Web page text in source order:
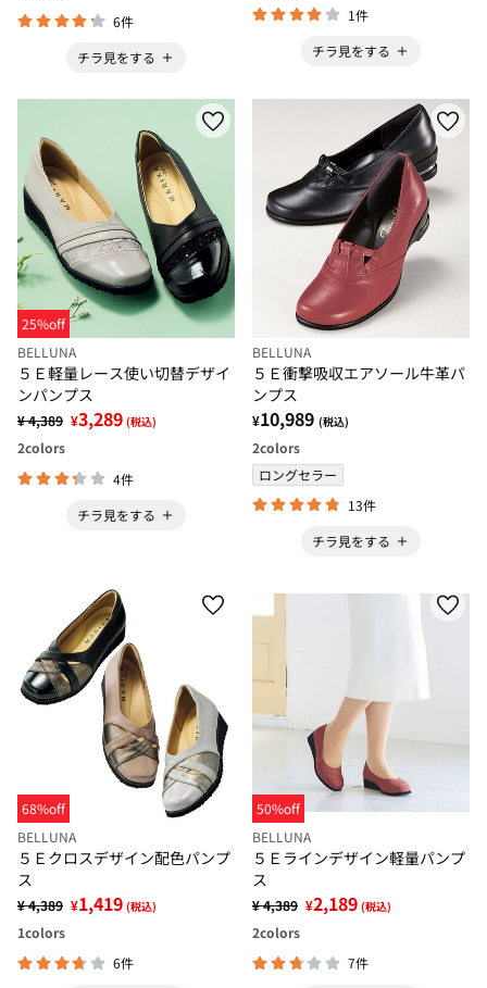
6件
チラ見をする
1件
チラ見をする
25%off
BELLUNA
５Ｅ軽量レース使い切替デザイ
ンパンプス
¥ 4,389 ¥3,289 (税込)
2colors
4件
チラ見をする
BELLUNA
５Ｅ衝撃吸収エアソール牛革パ
ンプス
¥10,989 (税込)
2colors
ロングセラー
13件
チラ見をする
68%off
BELLUNA
５Ｅクロスデザイン配色パンプ
ス
¥ 4,389 ¥1,419 (税込)
1colors
6件
50%off
BELLUNA
５Ｅラインデザイン軽量パンプ
ス
¥ 4,389 ¥2,189 (税込)
2colors
7件